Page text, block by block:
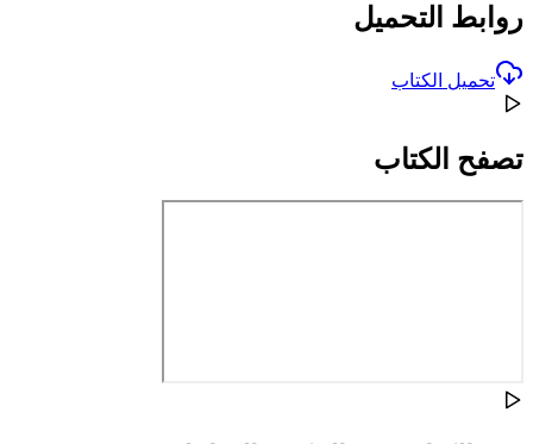
روابط التحميل
تحميل الكتاب
تصفح الكتاب